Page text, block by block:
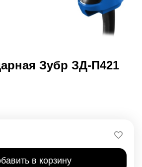
Зубр ЗД-П421
в корзину